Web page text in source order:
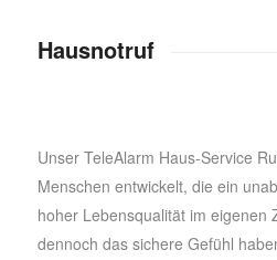
Hausnotruf
Unser TeleAlarm Haus-Service
Menschen entwickelt, die ein
hoher Lebensqualität im eigenen
dennoch das sichere Gefühl